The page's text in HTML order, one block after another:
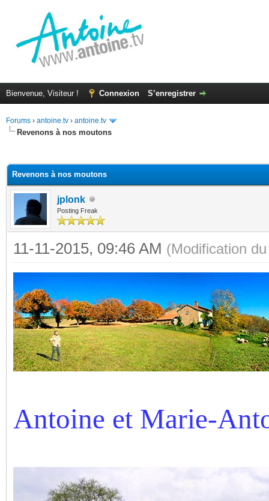
Bienvenue, Visiteur ! Connexion S’enregistrer
Forums › antoine.tv › antoine.tv
Revenons à nos moutons
Revenons à nos moutons
jplonk
Posting Freak
11-11-2015, 09:46 AM (Modification
Antoine et Marie-